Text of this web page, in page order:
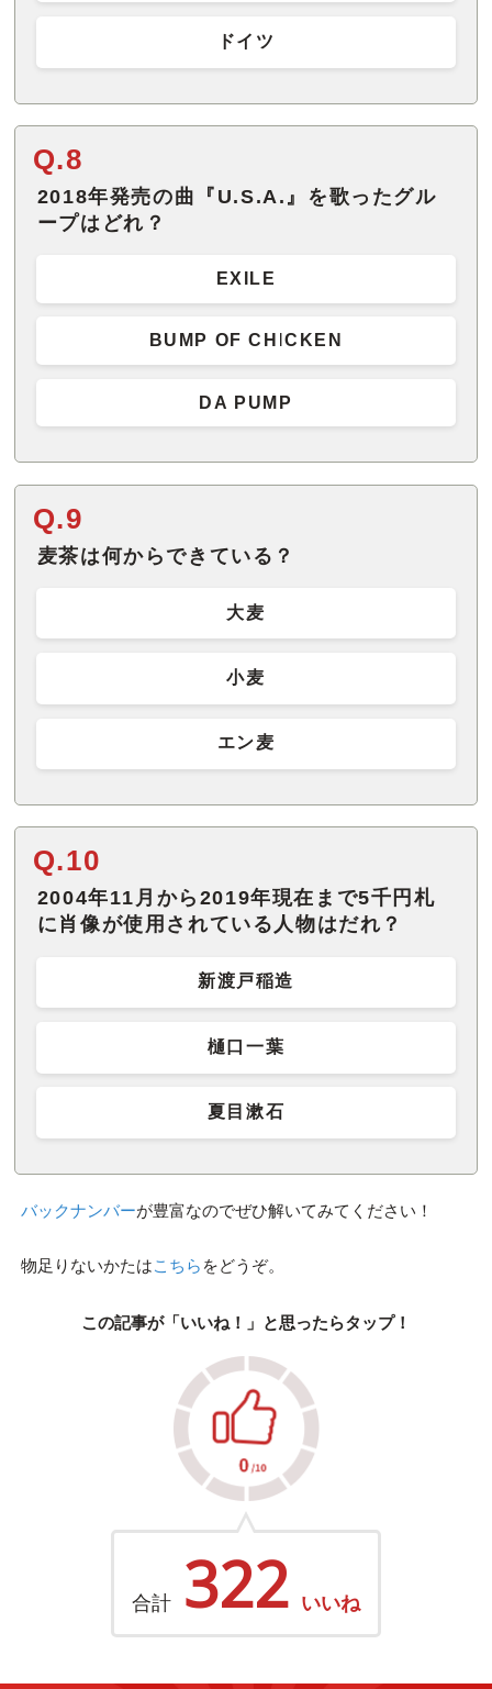
ドイツ
Q.8
2018年発売の曲『U.S.A.』を歌ったグル
ープはどれ？
EXILE
BUMP OF CHICKEN
DA PUMP
Q.9
麦茶は何からできている？
大麦
小麦
エン麦
Q.10
2004年11月から2019年現在まで5千円札
に肖像が使用されている人物はだれ？
新渡戸稲造
樋口一葉
夏目漱石
バックナンバーが豊富なのでぜひ解いてみてください！
物足りないかたはこちら をどうぞ。
この記事が「いいね！」と思ったらタップ！
合計 322 いいね